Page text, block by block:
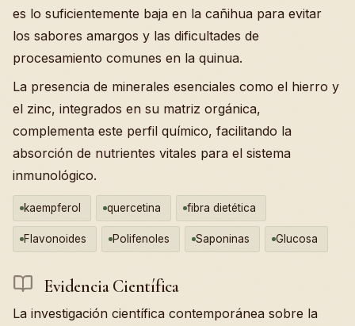
es lo suficientemente baja en la cañihua para evitar
los sabores amargos y las dificultades de
procesamiento comunes en la quinua.
La presencia de minerales esenciales como el hierro y
el zinc, integrados en su matriz orgánica,
complementa este perfil químico, facilitando la
absorción de nutrientes vitales para el sistema
inmunológico.
kaempferol quercetina fibra dietética
Flavonoides Polifenoles Saponinas Glucosa
Evidencia Científica
La investigación científica contemporánea sobre la